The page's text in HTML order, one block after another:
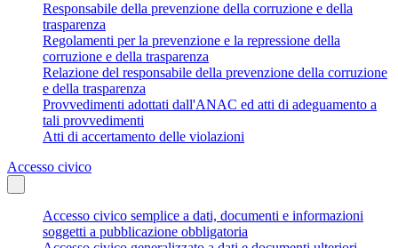
Responsabile della prevenzione della corruzione e della
trasparenza
Regolamenti per la prevenzione e la repressione della
corruzione e della trasparenza
Relazione del responsabile della prevenzione della corruzione
e della trasparenza
Provvedimenti adottati dall'ANAC ed atti di adeguamento a
tali provvedimenti
Atti di accertamento delle violazioni
Accesso civico
Accesso civico semplice a dati, documenti e informazioni
soggetti a pubblicazione obbligatoria